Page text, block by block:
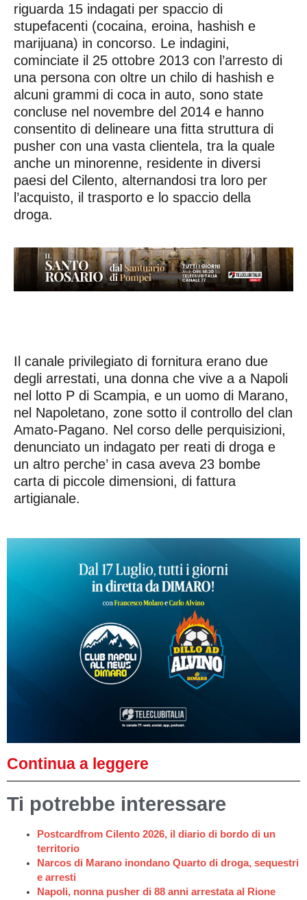
riguarda 15 indagati per spaccio di
stupefacenti (cocaina, eroina, hashish e
marijuana) in concorso. Le indagini,
cominciate il 25 ottobre 2013 con l’arresto di
una persona con oltre un chilo di hashish e
alcuni grammi di coca in auto, sono state
concluse nel novembre del 2014 e hanno
consentito di delineare una fitta struttura di
pusher con una vasta clientela, tra la quale
anche un minorenne, residente in diversi
paesi del Cilento, alternandosi tra loro per
l’acquisto, il trasporto e lo spaccio della
droga.
Il canale privilegiato di fornitura erano due
degli arrestati, una donna che vive a a Napoli
nel lotto P di Scampia, e un uomo di Marano,
nel Napoletano, zone sotto il controllo del clan
Amato-Pagano. Nel corso delle perquisizioni,
denunciato un indagato per reati di droga e
un altro perche’ in casa aveva 23 bombe
carta di piccole dimensioni, di fattura
artigianale.
Continua a leggere
Ti potrebbe interessare
Postcardfrom Cilento 2026, il diario di bordo di un
territorio
Narcos di Marano inondano Quarto di droga, sequestri
e arresti
Napoli, nonna pusher di 88 anni arrestata al Rione